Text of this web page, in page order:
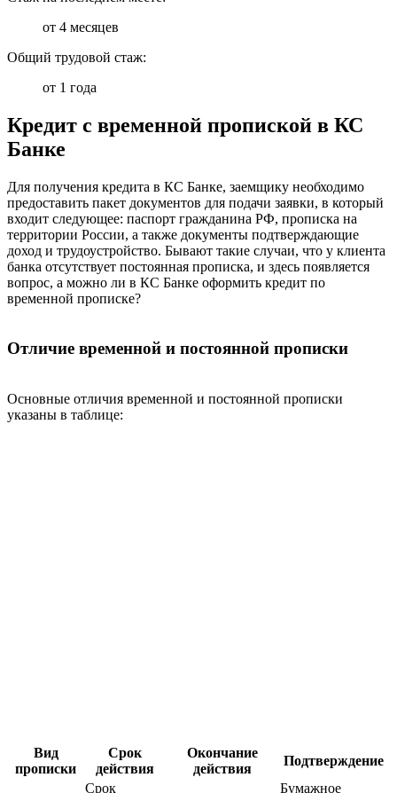
от 4 месяцев
Общий трудовой стаж:
от 1 года
Кредит с временной пропиской в КС
Банке
Для получения кредита в КС Банке, заемщику необходимо
предоставить пакет документов для подачи заявки, в который
входит следующее: паспорт гражданина РФ, прописка на
территории России, а также документы подтверждающие
доход и трудоустройство. Бывают такие случаи, что у клиента
банка отсутствует постоянная прописка, и здесь появляется
вопрос, а можно ли в КС Банке оформить кредит по
временной прописке?
Отличие временной и постоянной прописки
Основные отличия временной и постоянной прописки
указаны в таблице:
Вид
прописки
Срок
действия
Окончание
действия
Подтверждение
Срок
Бумажное